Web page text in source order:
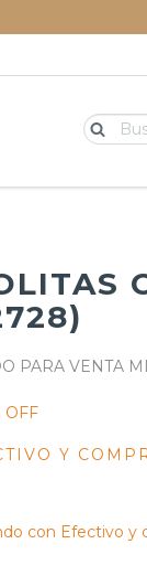
OFF
Y
con Efectivo y